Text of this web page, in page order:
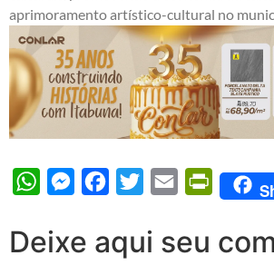
aprimoramento artístico-cultural no
WhatsAppMessengerFacebook
Twitter Email
Deixe aqui seu